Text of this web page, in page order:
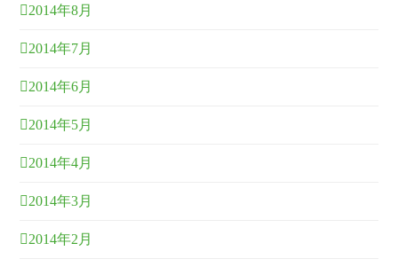
2014年8月
2014年7月
2014年6月
2014年5月
2014年4月
2014年3月
2014年2月